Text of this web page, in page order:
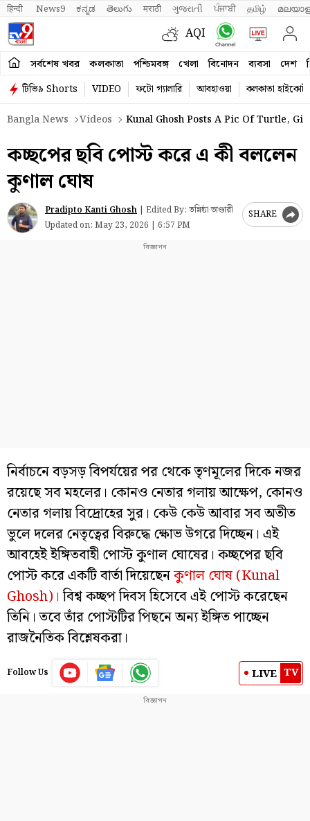
हिन्दी News9 ಕನ್ನಡ తెలుగు मराठी ગુજરાતી ਪੰਜਾਬੀ தமிழ்
AQI
সর্বশেষ খবর কলকাতা পশ্চিমবঙ্গ খেলা বিনোদন ব্যবসা দেশ
টিভি৯ Shorts VIDEO ফটো গ্যালারি আবহাওয়া
কলকাতা হাইকোর্ট
Bangla News
Videos Kunal Ghosh Posts A Pic Of Turtle,
কচ্ছপের ছবি পোস্ট করে এ কী বললেন
কুণাল ঘোষ
Pradipto Kanti Ghosh | Edited By: তন্নিষ্ঠা ভাণ্ডারী
Updated on: May 23, 2026 | 6:57 PM
SHARE
নির্বাচনে বড়সড় বিপর্যয়ের পর থেকে তৃণমূলের দিকে নজর
রয়েছে সব মহলের। কোনও নেতার গলায় আক্ষেপ, কোনও
নেতার গলায় বিদ্রোহের সুর। কেউ কেউ আবার সব অতীত
ভুলে দলের নেতৃত্বের বিরুদ্ধে ক্ষোভ উগরে দিচ্ছেন। এই
আবহেই ইঙ্গিতবাহী পোস্ট কুণাল ঘোষের। কচ্ছপের ছবি
পোস্ট করে একটি বার্তা দিয়েছেনকুণাল ঘোষ (Kunal
Ghosh)।বিশ্ব কচ্ছপ দিবস হিসেবে এই পোস্ট করেছেন
তিনি। তবে তাঁর পোস্টটির পিছনে অন্য ইঙ্গিত পাচ্ছেন
রাজনৈতিক বিশ্লেষকরা।
Follow Us LIVE TV